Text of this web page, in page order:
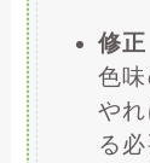
修
色
や
る